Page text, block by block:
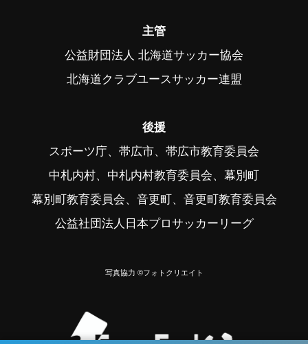
主管
公益財団法人 北海道サッカー協会
北海道クラブユースサッカー連盟
後援
スポーツ庁、帯広市、帯広市教育委員会
中札内村、中札内村教育委員会、幕別町
幕別町教育委員会、音更町、音更町教育委員会
公益社団法人日本プロサッカーリーグ
写真協力 ©フォトクリエイト